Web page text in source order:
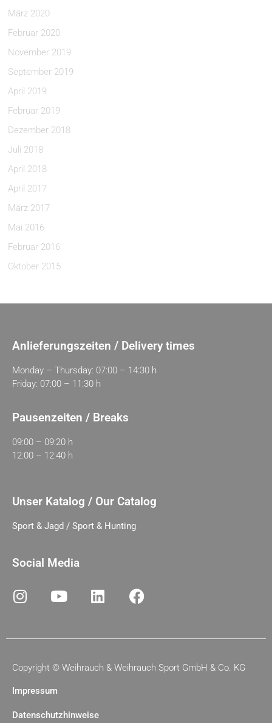
März 2020
Februar 2020
November 2019
September 2019
April 2019
Februar 2019
Dezember 2018
Juli 2018
April 2018
April 2017
März 2017
Mai 2016
Februar 2016
Oktober 2015
Anlieferungszeiten / Delivery times
Monday – Thursday: 07:00 – 14:30 h
Friday: 07:00 – 11:30 h
Pausenzeiten / Breaks
09:00 – 09:20 h
12:00 – 12:40 h
Unser Katalog / Our Catalog
Sport & Jagd / Sport & Hunting
Social Media
Copyright © Weihrauch & Weihrauch Sport GmbH & Co. KG
Impressum
Datenschutzhinweise